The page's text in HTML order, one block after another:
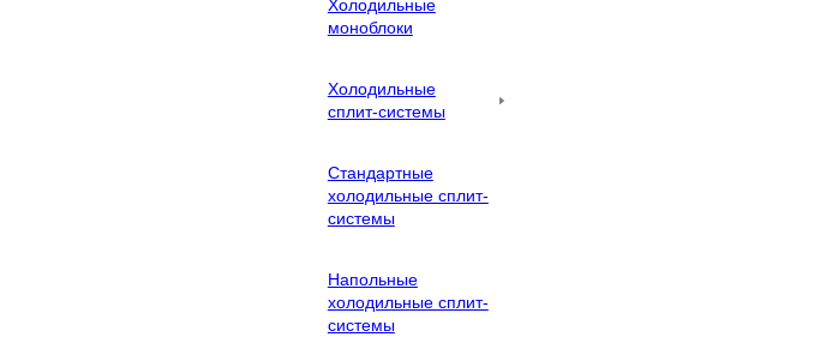
Холодильные
моноблоки
Холодильные
сплит-системы
Стандартные
холодильные сплит-
системы
Напольные
холодильные сплит-
системы